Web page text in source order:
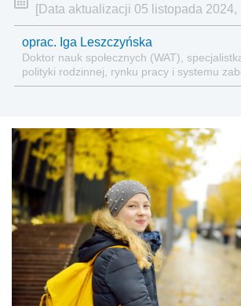
[Data aktualizacji 05 listopada 2024,
oprac. Iga Leszczyńska
Doktor nauk społecznych (WAT),
polityki rodzinnej, rynku pracy i systemu
społecznego.